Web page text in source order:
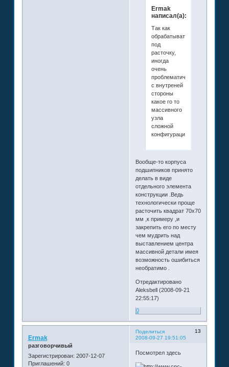
Ermak
написал(а):
Так как
обрабатывать
под
расточку,
иногда
очень
проблематично
с внутреней
стороны
какое го то
массивного
узла
сложной
конфигурации.
Вообще-то корпуса
подшипников принято
делать в виде
отдельного элемента
конструкции .Ведь
технологически проще
расточить квадрат 70х70
мм ,к примеру ,и
закрепить его по месту
чем мудрить над
выставлением центра
массивной детали имея
возможность ошибиться
необратимо .
Отредактировано
Aleksbell (2008-09-21
22:55:17)
0
Поделиться
13
2008-09-27 19:51:05
Ermak
разговорчивый
Зарегистрирован: 2007-12-07
Приглашений: 0
Посмотрел здесь